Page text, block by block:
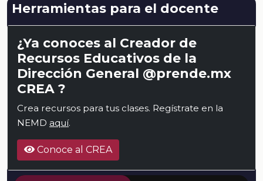
Herramientas para el docente
¿Ya conoces al Creador de
Recursos Educativos de la
Dirección General @prende.mx
CREA ?
Crea recursos para tus clases. Regístrate en la
NEMD aquí.
Conoce al CREA